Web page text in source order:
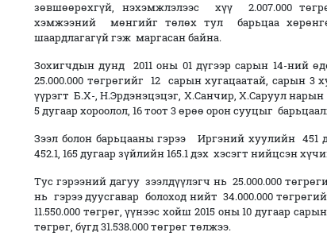
зөвшөөрөхгүй, нэхэмжлэлээс хүү 2.007.000
хэмжээний мөнгийг төлөх тул барьцаа
шаардлагагүй гэж маргасан байна.
Зохигчдын дунд 2011 оны 01 дүгээр сарын 14-ний
25.000.000 төгрөгийг 12 сарын хугацаатай, сарын 3
үүрэгт Б.Х-, Н.Эрдэнэцэцэг, Х.Санчир, Х.Саруул
5 дугаар хороолол, 16 тоот 3 өрөө орон сууцыг
Зээл болон барьцааны гэрээ Иргэний хуулийн 451
452.1, 165 дугаар зүйлийн 165.1 дэх хэсэгт нийцсэн
Тус гэрээний дагуу зээлдүүлэгч нь 25.000.000
нь гэрээ дуусгавар болоход нийт 34.000.000
11.550.000 төгрөг, үүнээс хойш 2015 оны 10 дугаар
төгрөг, бүгд 31.538.000 төгрөг төлжээ.